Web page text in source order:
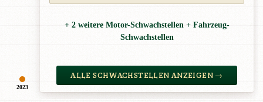
2023
+ 2 weitere Motor-Schwachstellen + Fahrzeug-
Schwachstellen
ALLE SCHWACHSTELLEN ANZEIGEN →